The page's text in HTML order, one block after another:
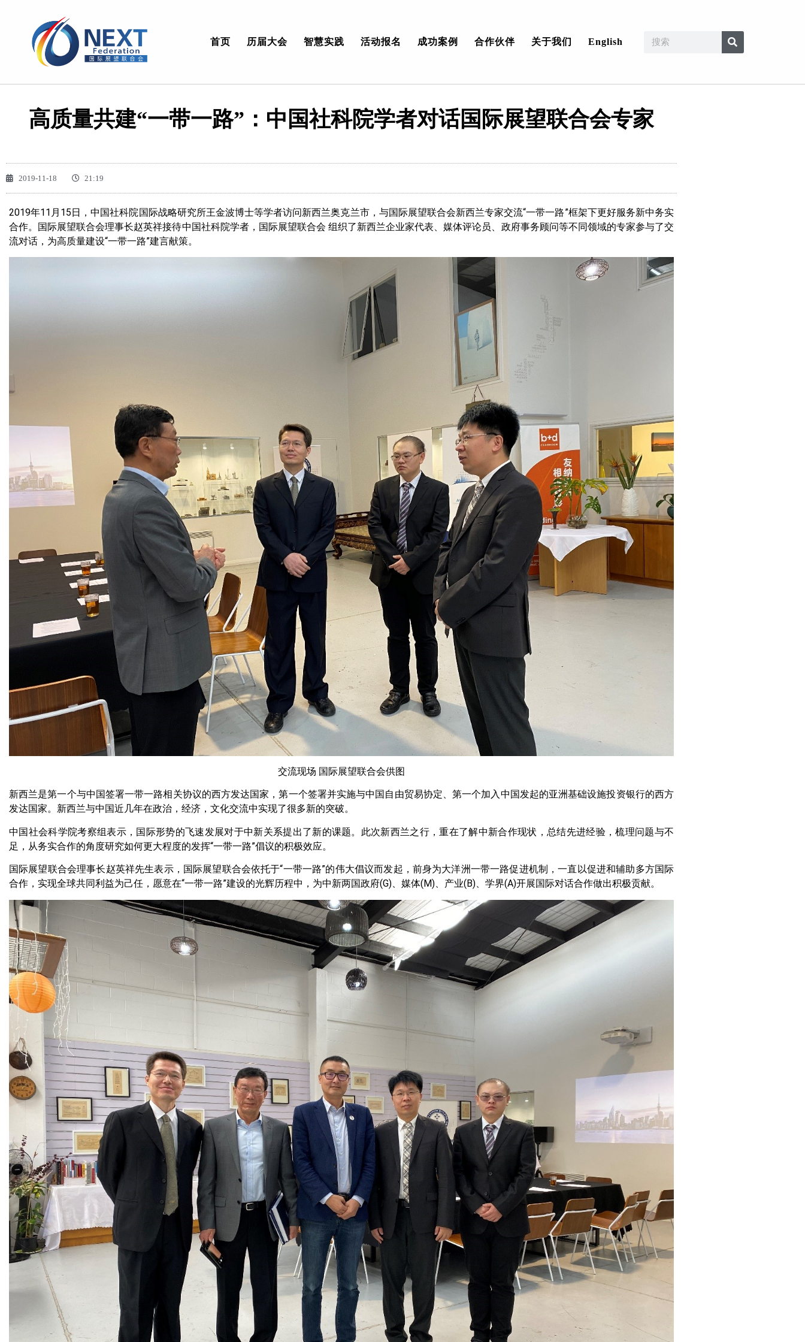
首页 历届大会 智慧实践 活动报名 成功案例 合作伙伴 关于我们 English
高质量共建“一带一路”：中国社科院学者对话国际展望联合会专家
2019-11-18 21:19
2019年11月15日，中国社科院国际战略研究所王金波博士等学者访问新西兰奥克兰市，与国际展望联合会新西兰专家交流“一带一路”框架下更好服务新中务实
合作。国际展望联合会理事长赵英祥接待中国社科院学者，国际展望联合会 组织了新西兰企业家代表、媒体评论员、政府事务顾问等不同领域的专家参与了交
流对话，为高质量建设“一带一路”建言献策。
交流现场 国际展望联合会供图
新西兰是第一个与中国签署一带一路相关协议的西方发达国家，第一个签署并实施与中国自由贸易协定、第一个加入中国发起的亚洲基础设施投资银行的西方
发达国家。新西兰与中国近几年在政治，经济，文化交流中实现了很多新的突破。
中国社会科学院考察组表示，国际形势的飞速发展对于中新关系提出了新的课题。此次新西兰之行，重在了解中新合作现状，总结先进经验，梳理问题与不
足，从务实合作的角度研究如何更大程度的发挥“一带一路”倡议的积极效应。
国际展望联合会理事长赵英祥先生表示，国际展望联合会依托于“一带一路”的伟大倡议而发起，前身为大洋洲一带一路促进机制，一直以促进和辅助多方国际
合作，实现全球共同利益为己任，愿意在“一带一路”建设的光辉历程中，为中新两国政府(G)、媒体(M)、产业(B)、学界(A)开展国际对话合作做出积极贡献。